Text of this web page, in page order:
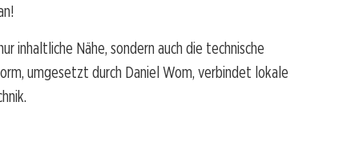
inhaltliche Nähe, sondern auch die technische
umgesetzt durch Daniel Wom, verbindet lokale